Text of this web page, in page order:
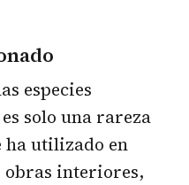
especies
solo una rareza
ha utilizado en
obras interiores,